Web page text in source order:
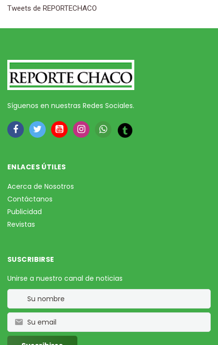
Tweets de REPORTECHACO
Síguenos en nuestras Redes Sociales.
ENLACES ÚTILES
Acerca de Nosotros
Contáctanos
Publicidad
Revistas
SUSCRIBIRSE
Unirse a nuestro canal de noticias